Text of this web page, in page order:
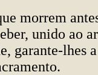
morrem
unido ao
garante-lhes